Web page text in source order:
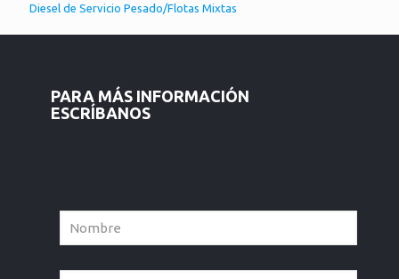
Diesel de Servicio Pesado/Flotas Mixtas
PARA MÁS INFORMACIÓN
ESCRÍBANOS